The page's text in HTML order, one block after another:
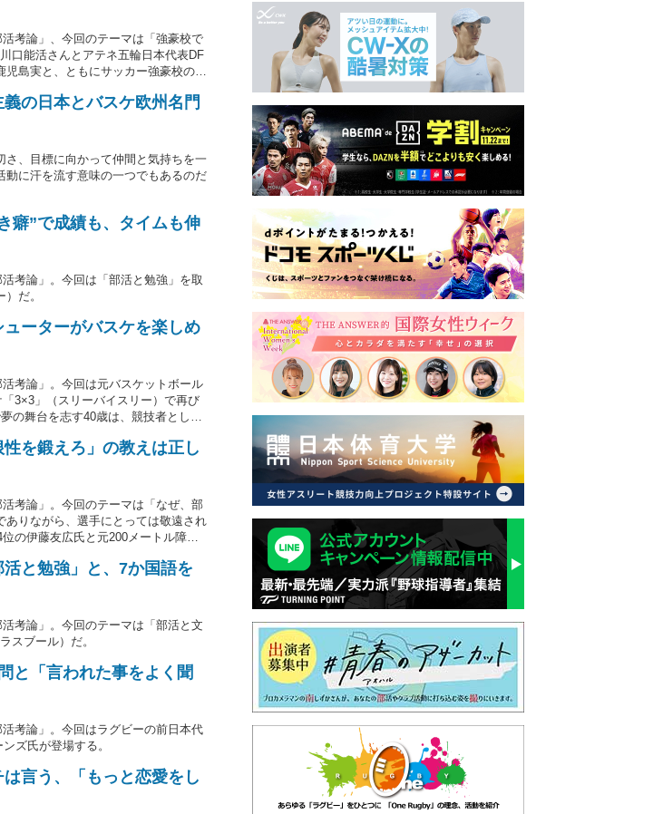
考論」、今回のテーマは「強豪校で
口能活さんとアテネ五輪日本代表DF
島実と、ともにサッカー強豪校の部
の日本とバスケ欧州名門
、目標に向かって仲間と気持ちを一
に汗を流す意味の一つでもあるのだ
癖”で成績も、タイムも伸
考論」。今回は「部活と勉強」を取
だ。
ーターがバスケを楽しめ
考論」。今回は元バスケットボール
3×3」（スリーバイスリー）で再び
の舞台を志す40歳は、競技者として
を鍛えろ」の教えは正し
考論」。今回のテーマは「なぜ、部
りながら、選手にとっては敬遠され
の伊藤友広氏と元200メートル障害
と勉強」と、7か国語を
考論」。今回のテーマは「部活と文
スブール）だ。
と「言われた事をよく聞
考論」。今回はラグビーの前日本代
ズ氏が登場する。
言う、「もっと恋愛をし